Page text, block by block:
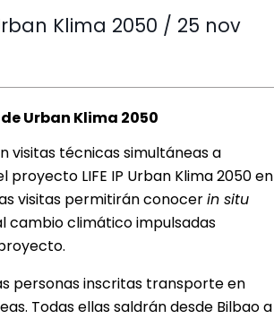
Klima 2050 / 25 nov
Urban Klima 2050
visitas técnicas simultáneas a
LIFE IP Urban Klima 2050 en
visitas permitirán conocerin situ
cambio climático impulsadas
personas inscritas transporte en
Todas ellas saldrán desde Bilbao a